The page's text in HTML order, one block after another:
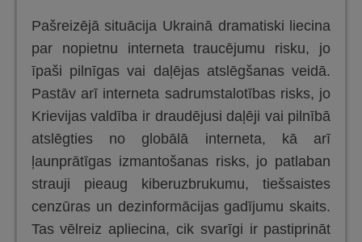
Pašreizējā situācija Ukrainā dramatiski liecina
par nopietnu interneta traucējumu risku, jo
īpaši pilnīgas vai daļējas atslēgšanas veidā.
Pastāv arī interneta sadrumstalotības risks, jo
Krievijas valdība ir draudējusi daļēji vai pilnībā
atslēgties no globālā interneta, kā arī
ļaunprātīgas izmantošanas risks, jo patlaban
strauji pieaug kiberuzbrukumu, tiešsaistes
cenzūras un dezinformācijas gadījumu skaits.
Tas vēlreiz apliecina, cik svarīgi ir pastiprināt